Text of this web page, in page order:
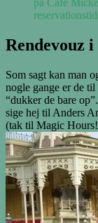
Rendevouz
Som sagt kan man
nogle gange er de til
“dukker de bare
sige hej til Anders
(tak til Magic